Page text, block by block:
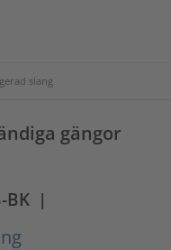
slang
gängor
BK |